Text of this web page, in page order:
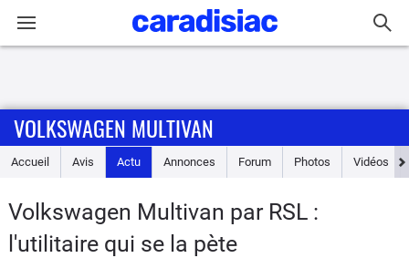
Accueil
Essais
VOLKSWAGEN MULTIVAN
Accueil Avis Actu Annonces Forum Photos Vidéos
Volkswagen Multivan par RSL :
l'utilitaire qui se la pète